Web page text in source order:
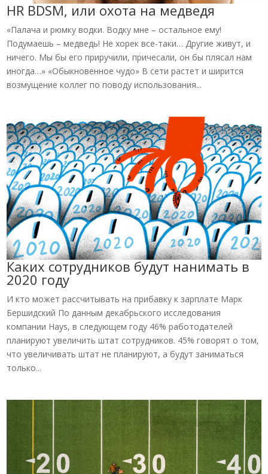
HR BDSM, или охота на медведя
«Палача и рюмку водки. Водку мне – остальное ему!
Подумаешь – медведь! Не хорек все-таки… Другие живут, и
ничего. Мы бы его приручили, причесали, он бы плясал нам
иногда…» «Обыкновенное чудо» В сети растет и ширится
возмущение коллег по поводу использования...
Каких сотрудников будут нанимать в
2020 году
И кто может рассчитывать на прибавку к зарплате Марк
Бершидский По данным декабрьского исследования
компании Hays, в следующем году 46% работодателей
планируют увеличить штат сотрудников. 45% говорят о том,
что увеличивать штат не планируют, а будут заниматься
только...